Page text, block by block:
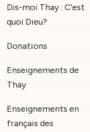
Dis-moi Thay : C'est
quoi Dieu?
Donations
Enseignements de
Thay
Enseignements en
français des